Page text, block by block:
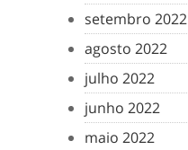
setembro 2022
agosto 2022
julho 2022
junho 2022
maio 2022